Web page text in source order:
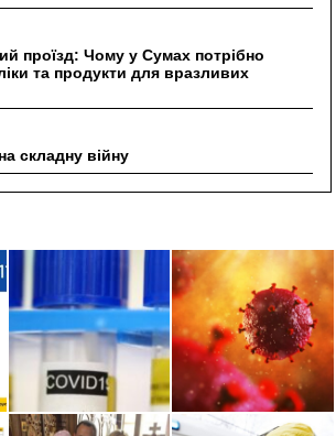
проїзд: Чому у Сумах потрібно
та продукти для вразливих
складну війну